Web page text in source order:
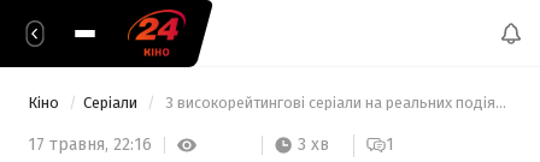
Кіно Серіали 3 високорейтингові серіали на реальних подіях, які вас вразять
17 травня, 22:16 3 хв 1